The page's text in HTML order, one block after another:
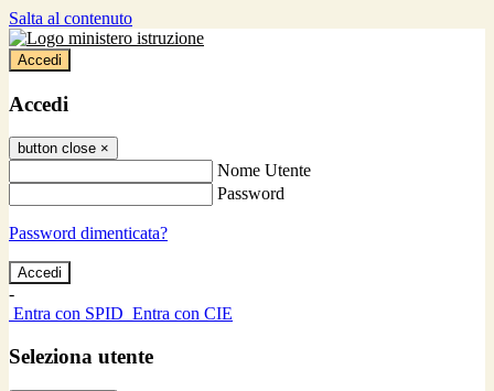
Salta al contenuto
Accedi
Accedi
button close ×
Nome Utente
Password
Password dimenticata?
-
Entra con SPID Entra con CIE
Seleziona utente